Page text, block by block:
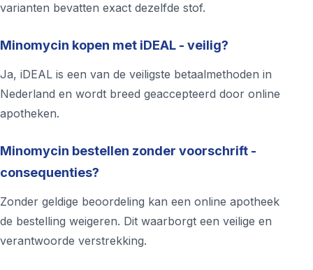
varianten bevatten exact dezelfde stof.
Minomycin kopen met iDEAL - veilig?
Ja, iDEAL is een van de veiligste betaalmethoden in
Nederland en wordt breed geaccepteerd door online
apotheken.
Minomycin bestellen zonder voorschrift -
consequenties?
Zonder geldige beoordeling kan een online apotheek
de bestelling weigeren. Dit waarborgt een veilige en
verantwoorde verstrekking.